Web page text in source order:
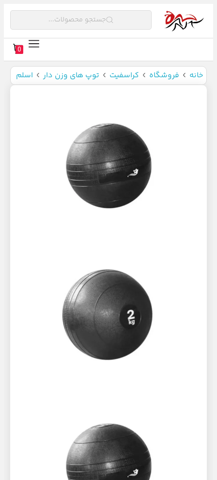
جستجو محصولات...
0
خانه فروشگاه کراسفیت توپ های وزن دار اسلم بال